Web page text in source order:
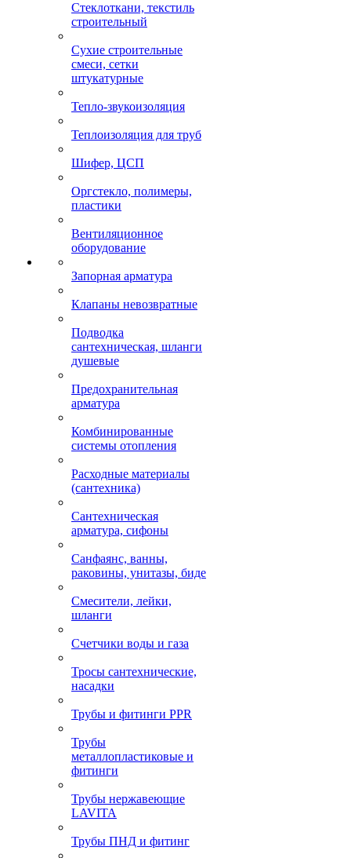
Стеклоткани, текстиль
строительный
Сухие строительные
смеси, сетки
штукатурные
Тепло-звукоизоляция
Теплоизоляция для труб
Шифер, ЦСП
Оргстекло, полимеры,
пластики
Вентиляционное
оборудование
Запорная арматура
Клапаны невозвратные
Подводка
сантехническая, шланги
душевые
Предохранительная
арматура
Комбинированные
системы отопления
Расходные материалы
(сантехника)
Сантехническая
арматура, сифоны
Санфаянс, ванны,
раковины, унитазы, биде
Смесители, лейки,
шланги
Счетчики воды и газа
Тросы сантехнические,
насадки
Трубы и фитинги PPR
Трубы
металлопластиковые и
фитинги
Трубы нержавеющие
LAVITA
Трубы ПНД и фитинг